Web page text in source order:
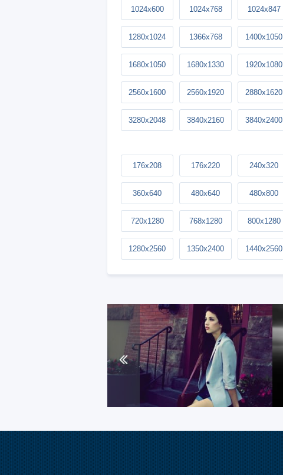
1024x600 1024x768 1024x847
1280x1024 1366x768 1400x1050
1680x1050 1680x1330 1920x1080
2560x1600 2560x1920 2880x1620
3280x2048 3840x2160 3840x2400
176x208 176x220 240x320
360x640 480x640 480x800
720x1280 768x1280 800x1280
1280x2560 1350x2400 1440x2560